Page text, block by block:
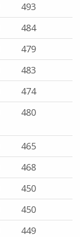
493
484
479
483
474
480
465
468
450
450
449